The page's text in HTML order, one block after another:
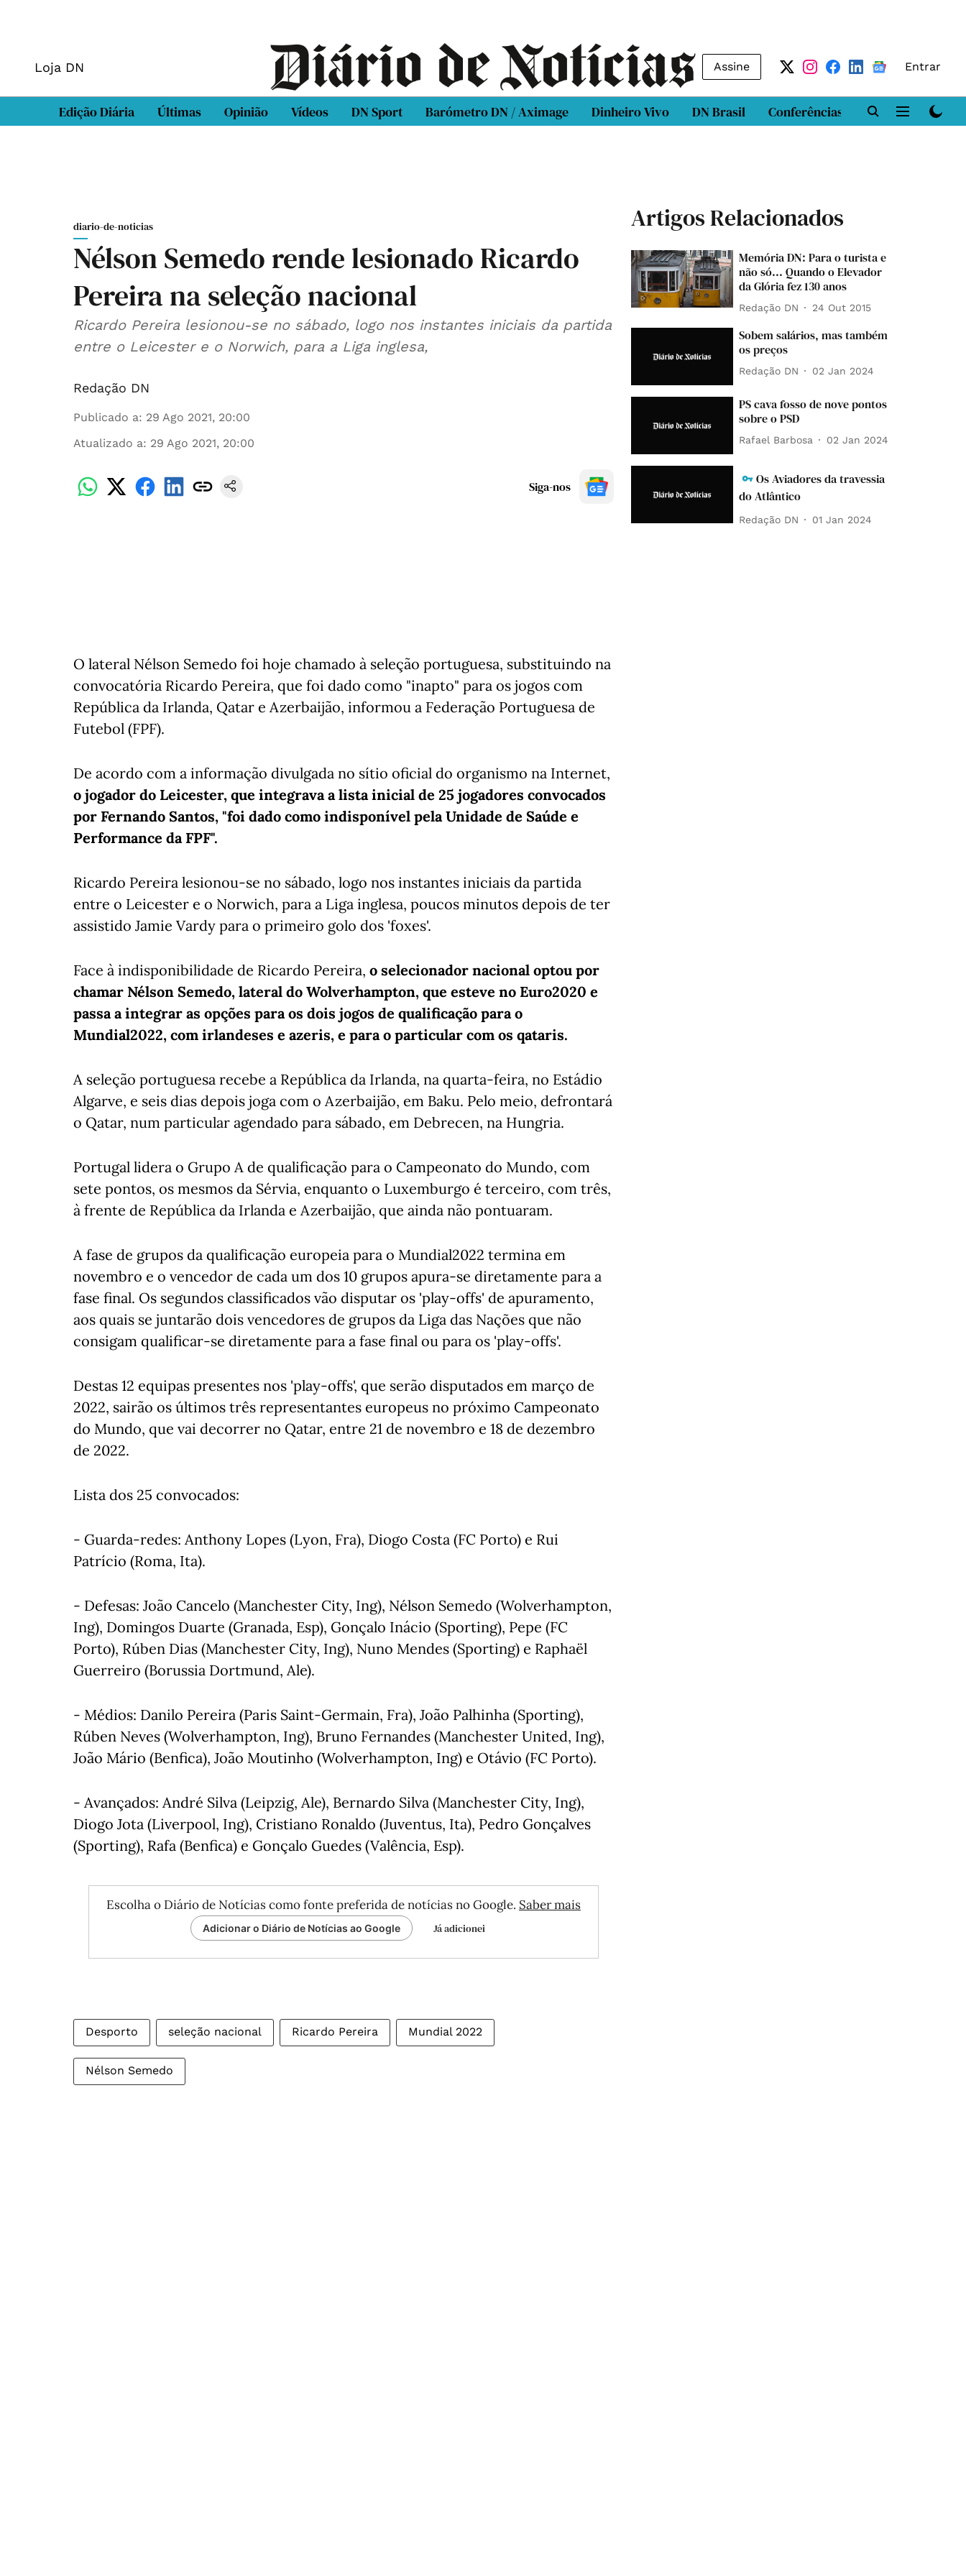
Loja DN Assine Entrar
Edição Diária Últimas Opinião Vídeos DN Sport Barómetro DN / Aximage Dinheiro Vivo DN Brasil Conferências DN LAB
diario-de-noticias
Nélson Semedo rende lesionado Ricardo
Pereira na seleção nacional
Ricardo Pereira lesionou-se no sábado, logo nos instantes iniciais da partida
entre o Leicester e o Norwich, para a Liga inglesa,
Redação DN
Publicado a: 29 Ago 2021, 20:00
Atualizado a: 29 Ago 2021, 20:00
Siga-nos
O lateral Nélson Semedo foi hoje chamado à seleção portuguesa, substituindo na
convocatória Ricardo Pereira, que foi dado como "inapto" para os jogos com
República da Irlanda, Qatar e Azerbaijão, informou a Federação Portuguesa de
Futebol (FPF).
De acordo com a informação divulgada no sítio oficial do organismo na Internet,
o jogador do Leicester, que integrava a lista inicial de 25 jogadores convocados
por Fernando Santos, "foi dado como indisponível pela Unidade de Saúde e
Performance da FPF".
Ricardo Pereira lesionou-se no sábado, logo nos instantes iniciais da partida
entre o Leicester e o Norwich, para a Liga inglesa, poucos minutos depois de ter
assistido Jamie Vardy para o primeiro golo dos 'foxes'.
Face à indisponibilidade de Ricardo Pereira, o selecionador nacional optou por
chamar Nélson Semedo, lateral do Wolverhampton, que esteve no Euro2020 e
passa a integrar as opções para os dois jogos de qualificação para o
Mundial2022, com irlandeses e azeris, e para o particular com os qataris.
A seleção portuguesa recebe a República da Irlanda, na quarta-feira, no Estádio
Algarve, e seis dias depois joga com o Azerbaijão, em Baku. Pelo meio, defrontará
o Qatar, num particular agendado para sábado, em Debrecen, na Hungria.
Portugal lidera o Grupo A de qualificação para o Campeonato do Mundo, com
sete pontos, os mesmos da Sérvia, enquanto o Luxemburgo é terceiro, com três,
à frente de República da Irlanda e Azerbaijão, que ainda não pontuaram.
A fase de grupos da qualificação europeia para o Mundial2022 termina em
novembro e o vencedor de cada um dos 10 grupos apura-se diretamente para a
fase final. Os segundos classificados vão disputar os 'play-offs' de apuramento,
aos quais se juntarão dois vencedores de grupos da Liga das Nações que não
consigam qualificar-se diretamente para a fase final ou para os 'play-offs'.
Destas 12 equipas presentes nos 'play-offs', que serão disputados em março de
2022, sairão os últimos três representantes europeus no próximo Campeonato
do Mundo, que vai decorrer no Qatar, entre 21 de novembro e 18 de dezembro
de 2022.
Lista dos 25 convocados:
- Guarda-redes: Anthony Lopes (Lyon, Fra), Diogo Costa (FC Porto) e Rui
Patrício (Roma, Ita).
- Defesas: João Cancelo (Manchester City, Ing), Nélson Semedo (Wolverhampton,
Ing), Domingos Duarte (Granada, Esp), Gonçalo Inácio (Sporting), Pepe (FC
Porto), Rúben Dias (Manchester City, Ing), Nuno Mendes (Sporting) e Raphaël
Guerreiro (Borussia Dortmund, Ale).
- Médios: Danilo Pereira (Paris Saint-Germain, Fra), João Palhinha (Sporting),
Rúben Neves (Wolverhampton, Ing), Bruno Fernandes (Manchester United, Ing),
João Mário (Benfica), João Moutinho (Wolverhampton, Ing) e Otávio (FC Porto).
- Avançados: André Silva (Leipzig, Ale), Bernardo Silva (Manchester City, Ing),
Diogo Jota (Liverpool, Ing), Cristiano Ronaldo (Juventus, Ita), Pedro Gonçalves
(Sporting), Rafa (Benfica) e Gonçalo Guedes (Valência, Esp).
Escolha o Diário de Notícias como fonte preferida de notícias no Google. Saber mais
Adicionar o Diário de Notícias ao Google Já adicionei
Desporto seleção nacional Ricardo Pereira Mundial 2022
Nélson Semedo
Artigos Relacionados
Memória DN: Para o turista e
não só... Quando o Elevador
da Glória fez 130 anos
Redação DN 24 Out 2015
Sobem salários, mas também
os preços
Redação DN 02 Jan 2024
PS cava fosso de nove pontos
sobre o PSD
Rafael Barbosa 02 Jan 2024
Os Aviadores da travessia
do Atlântico
Redação DN 01 Jan 2024